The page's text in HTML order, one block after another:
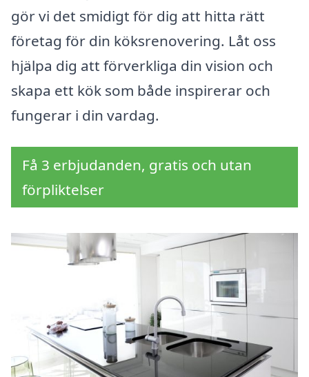
gör vi det smidigt för dig att hitta rätt
företag för din köksrenovering. Låt oss
hjälpa dig att förverkliga din vision och
skapa ett kök som både inspirerar och
fungerar i din vardag.
Få 3 erbjudanden, gratis och utan
förpliktelser